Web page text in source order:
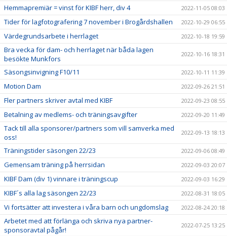
Hemmapremiär = vinst för KIBF herr, div 4 2022-11-05 08:03
Tider för lagfotografering 7 november i Brogårdshallen 2022-10-29 06:55
Värdegrundsarbete i herrlaget 2022-10-18 19:59
Bra vecka för dam- och herrlaget när båda lagen
besökte Munkfors
2022-10-16 18:31
Säsongsinvigning F10/11 2022-10-11 11:39
Motion Dam 2022-09-26 21:51
Fler partners skriver avtal med KIBF 2022-09-23 08:55
Betalning av medlems- och träningsavgifter 2022-09-20 11:49
Tack till alla sponsorer/partners som vill samverka med
oss!
2022-09-13 18:13
Träningstider säsongen 22/23 2022-09-06 08:49
Gemensam träning på herrsidan 2022-09-03 20:07
KIBF Dam (div 1) vinnare i träningscup 2022-09-03 16:29
KIBF´s alla lag säsongen 22/23 2022-08-31 18:05
Vi fortsätter att investera i våra barn och ungdomslag 2022-08-24 20:18
Arbetet med att förlänga och skriva nya partner-
sponsoravtal pågår!
2022-07-25 13:25